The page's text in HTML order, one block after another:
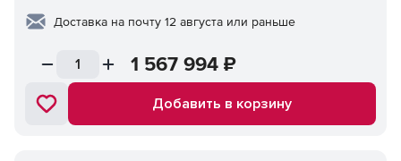
Доставка на почту 12 августа или раньше
1 567 994 ₽
Добавить в корзину